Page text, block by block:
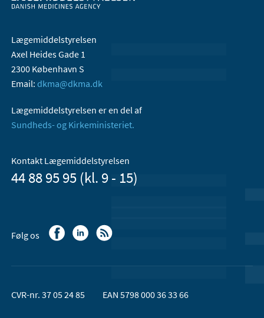
Lægemiddelstyrelsen
Axel Heides Gade 1
2300 København S
Email: dkma@dkma.dk
Lægemiddelstyrelsen er en del af
Sundheds- og Kirkeministeriet.
Kontakt Lægemiddelstyrelsen
44 88 95 95 (kl. 9 - 15)
Følg os
CVR-nr. 37 05 24 85 EAN 5798 000 36 33 66